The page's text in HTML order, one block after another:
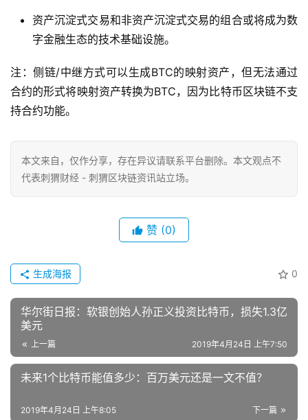
资产沉淀式交易和非资产沉淀式交易的组合或将成为数
字金融生态的技术基础设施。
注：侧链/中继方式可以生成BTC的映射资产，但无法通过
合约的形式将映射资产转换为BTC，因为比特币区块链不支
持合约功能。
本文来自 ，仅作分享，存在异议请联系平台删除。本文观点不
代表刺猬财经 - 刺猬区块链资讯站立场。
赞 (0)
0
生成海报
华尔街日报：软银创始人孙正义投资比特币，损失1.3亿
美元
上一篇 2019年4月24日 上午7:50
未来1个比特币能值多少：百万美元还是一文不值？
下一篇
2019年4月24日 上午8:05